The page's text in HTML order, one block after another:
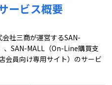
ービス概要
社三商が運営するSAN-
、SAN-MALL（On-Line購買支
会員向け専用サイト）のサービ